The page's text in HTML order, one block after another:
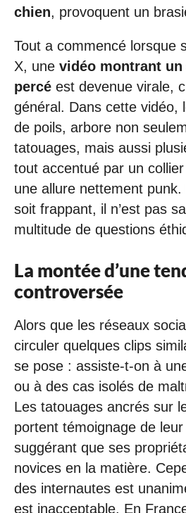
chien, provoquent un
Tout a commencé lorsque
X, une vidéo montrant
percé est devenue virale,
général. Dans cette vidéo,
de poils, arbore non
tatouages, mais aussi
tout accentué par un
une allure nettement
soit frappant, il n’est pas
multitude de questions
La montée d’une
controversée
Alors que les réseaux
circuler quelques clips
se pose : assiste-t-on à
ou à des cas isolés de
Les tatouages ancrés sur
portent témoignage de
suggérant que ses
novices en la matière.
des internautes est
est inacceptable. En